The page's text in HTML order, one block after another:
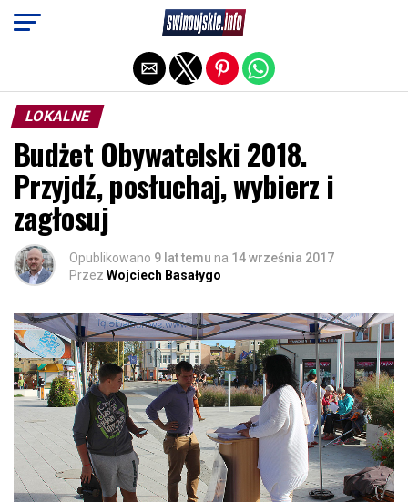
LOKALNE
Budżet Obywatelski 2018.
Przyjdź, posłuchaj, wybierz i
zagłosuj
Opublikowano 9 lat temu na 14 września 2017
Przez Wojciech Basałygo
Exit mobile version